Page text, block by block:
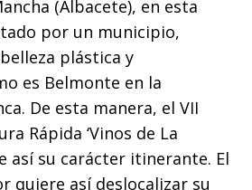
(Albacete), en esta
por un municipio,
plástica y
es Belmonte en la
De esta manera, el VII
Rápida ‘Vinos de La
así su carácter itinerante. El
quiere así deslocalizar su